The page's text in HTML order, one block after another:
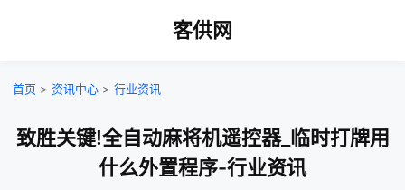
客供网
首页 > 资讯中心 > 行业资讯
致胜关键!全自动麻将机遥控器_临时打牌用
什么外置程序-行业资讯